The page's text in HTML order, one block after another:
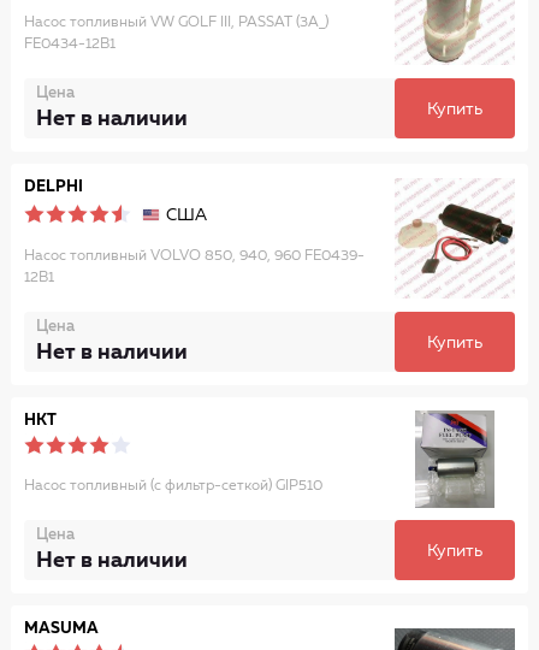
Насос топливный VW GOLF III, PASSAT (3A_)
FE0434-12B1
Цена
Нет в наличии Купить
DELPHI
США
Насос топливный VOLVO 850, 940, 960 FE0439-
12B1
Цена
Нет в наличии Купить
HKT
Насос топливный (с фильтр-сеткой) GIP510
Цена
Нет в наличии Купить
MASUMA